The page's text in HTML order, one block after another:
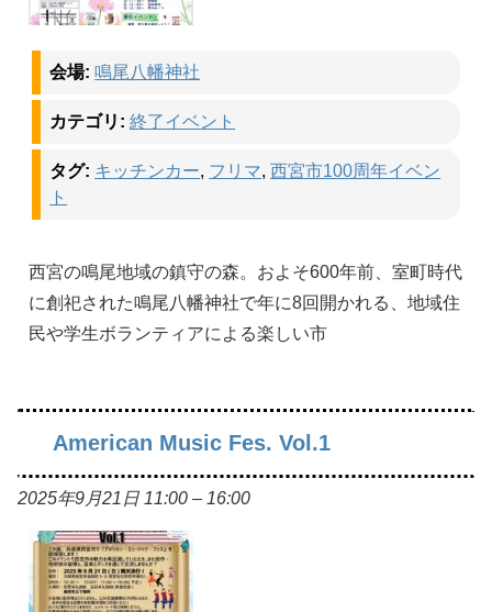
会場: 鳴尾八幡神社
カテゴリ: 終了イベント
タグ: キッチンカー, フリマ,西宮市100周年イベン
ト
西宮の鳴尾地域の鎮守の森。およそ600年前、室町時代
に創祀された鳴尾八幡神社で年に8回開かれる、地域住
民や学生ボランティアによる楽しい市
American Music Fes. Vol.1
2025年9月21日 11:00 – 16:00